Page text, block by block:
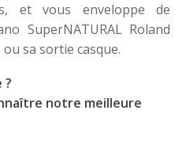
et vous enveloppe de
SuperNATURAL Roland
sa sortie casque.
?
notre meilleure